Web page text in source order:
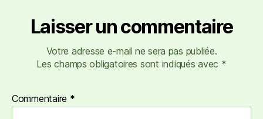
Laisser un commentaire
Votre adresse e-mail ne sera pas publiée.
Les champs obligatoires sont indiqués avec *
Commentaire *